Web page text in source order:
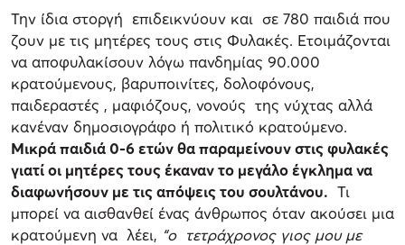
Την ίδια στοργή επιδεικνύουν και σε 780 παιδιά που
ζουν με τις μητέρες τους στις Φυλακές. Ετοιμάζονται
να αποφυλακίσουν λόγω πανδημίας 90.000
κρατούμενους, βαρυποινίτες, δολοφόνους,
παιδεραστές , μαφιόζους, νονούς της νύχτας αλλά
κανέναν δημοσιογράφο ή πολιτικό κρατούμενο.
Μικρά παιδιά 0-6 ετών θα παραμείνουν στις φυλακές
γιατί οι μητέρες τους έκαναν το μεγάλο έγκλημα να
διαφωνήσουν με τις απόψεις του σουλτάνου. Τι
μπορεί να αισθανθεί ένας άνθρωπος όταν ακούσει μια
κρατούμενη να λέει, “ο τετράχρονος γιος μου με